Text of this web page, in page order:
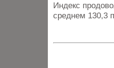
Индекс
среднем 130,3